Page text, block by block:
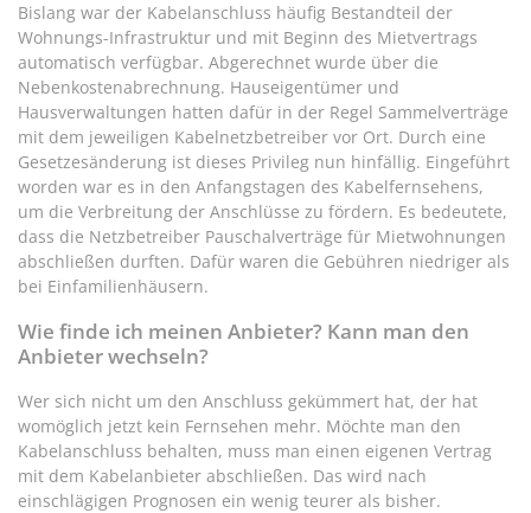
Bislang war der Kabelanschluss häufig Bestandteil der
Wohnungs-Infrastruktur und mit Beginn des Mietvertrags
automatisch verfügbar. Abgerechnet wurde über die
Nebenkostenabrechnung. Hauseigentümer und
Hausverwaltungen hatten dafür in der Regel Sammelverträge
mit dem jeweiligen Kabelnetzbetreiber vor Ort. Durch eine
Gesetzesänderung ist dieses Privileg nun hinfällig. Eingeführt
worden war es in den Anfangstagen des Kabelfernsehens,
um die Verbreitung der Anschlüsse zu fördern. Es bedeutete,
dass die Netzbetreiber Pauschalverträge für Mietwohnungen
abschließen durften. Dafür waren die Gebühren niedriger als
bei Einfamilienhäusern.
Wie finde ich meinen Anbieter? Kann man den
Anbieter wechseln?
Wer sich nicht um den Anschluss gekümmert hat, der hat
womöglich jetzt kein Fernsehen mehr. Möchte man den
Kabelanschluss behalten, muss man einen eigenen Vertrag
mit dem Kabelanbieter abschließen. Das wird nach
einschlägigen Prognosen ein wenig teurer als bisher.